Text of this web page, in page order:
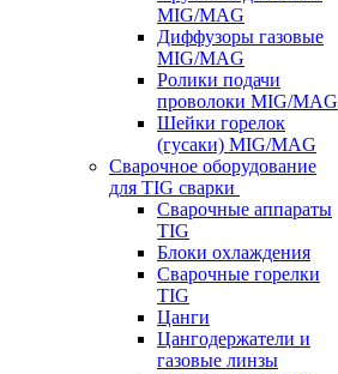
MIG/MAG
Диффузоры газовые
MIG/MAG
Ролики подачи
проволоки MIG/MAG
Шейки горелок
(гусаки) MIG/MAG
Сварочное оборудование
для TIG сварки
Сварочные аппараты
TIG
Блоки охлаждения
Сварочные горелки
TIG
Цанги
Цангодержатели и
газовые линзы